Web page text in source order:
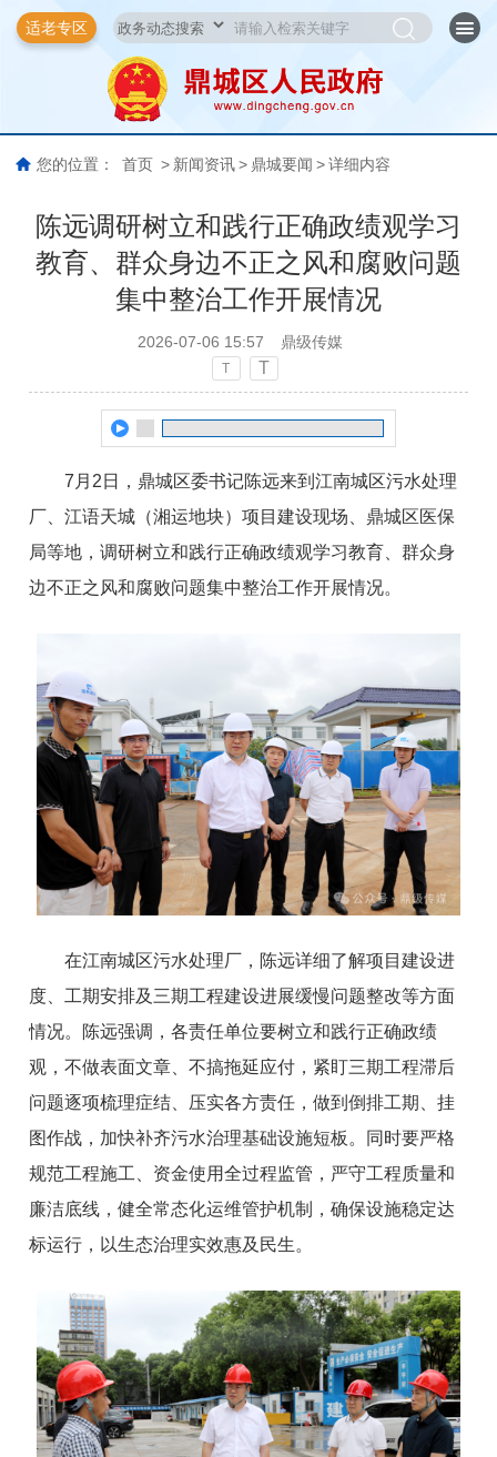
适老专区
您的位置： 首页 > 新闻资讯 > 鼎城要闻 > 详细内容
陈远调研树立和践行正确政绩观学习
教育、群众身边不正之风和腐败问题
集中整治工作开展情况
2026-07-06 15:57 鼎级传媒
T T
7月2日，鼎城区委书记陈远来到江南城区污水处理
厂、江语天城（湘运地块）项目建设现场、鼎城区医保
局等地，调研树立和践行正确政绩观学习教育、群众身
边不正之风和腐败问题集中整治工作开展情况。
在江南城区污水处理厂，陈远详细了解项目建设进
度、工期安排及三期工程建设进展缓慢问题整改等方面
情况。陈远强调，各责任单位要树立和践行正确政绩
观，不做表面文章、不搞拖延应付，紧盯三期工程滞后
问题逐项梳理症结、压实各方责任，做到倒排工期、挂
图作战，加快补齐污水治理基础设施短板。同时要严格
规范工程施工、资金使用全过程监管，严守工程质量和
廉洁底线，健全常态化运维管护机制，确保设施稳定达
标运行，以生态治理实效惠及民生。